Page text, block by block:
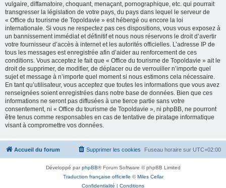
vulgaire, diffamatoire, choquant, menaçant, pornographique, etc. qui pourrait
transgresser la législation de votre pays, du pays dans lequel le serveur de
« Office du tourisme de Topoldavie » est hébergé ou encore la loi
internationale. Si vous ne respectez pas ces dispositions, vous vous exposez à
un bannissement immédiat et définitif et nous nous réservons le droit d’avertir
votre fournisseur d’accès à internet et les autorités officielles. L’adresse IP de
tous les messages est enregistrée afin d’aider au renforcement de ces
conditions. Vous acceptez le fait que « Office du tourisme de Topoldavie » ait le
droit de supprimer, de modifier, de déplacer ou de verrouiller n’importe quel
sujet et message à n’importe quel moment si nous estimons cela nécessaire.
En tant qu’utilisateur, vous acceptez que toutes les informations que vous avez
renseignées soient enregistrées dans notre base de données. Bien que ces
informations ne seront pas diffusées à une tierce partie sans votre
consentement, ni « Office du tourisme de Topoldavie », ni phpBB, ne pourront
être tenus comme responsables en cas de tentative de piratage informatique
visant à compromettre vos données.
Accueil du forum Fuseau horaire sur UTC+02:00
Supprimer les cookies
Développé parphpBB® Forum Software © phpBB Limited
Traduction française officielle ©Miles Cellar
Confidentialité | Conditions